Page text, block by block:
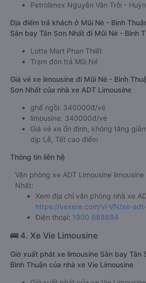
Petrolimex Nguyễn Văn Trỗi -
Địa điểm trả khách ở Mũi Né - Bình
Sân bay Tân Sơn Nhất đi Mũi Né - Bình
Lotte Mart Phan Thiết
Trạm đón trả Mũi Né
Giá vé xe limousine đi Mũi Né - Bình
Sơn Nhất của nhà xe ADT Limousine
ghế ngồi: 340000đ/vé
limousine: 340000đ/vé
Giá vé xe ổn định, không tăng
dịp Lễ, Tết cao điểm
Thông tin liên hệ
Văn phòng xe ADT Limousine
Nhất:
Xem địa chỉ văn phòng nhà xe
https://vexere.com/vi-VN/xe-
Điện thoại: 1900 888684
🚌 4. Xe Vie Limousine
Giờ xuất phát xe limousine Sân bay Tân
Bình Thuận của nhà xe Vie Limousine